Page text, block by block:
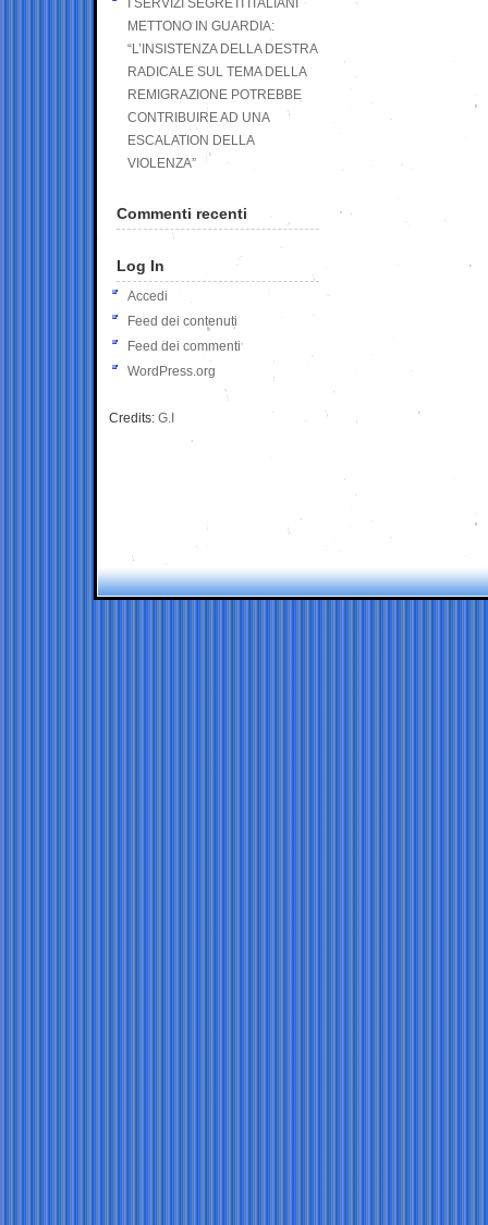
I SERVIZI SEGRETI ITALIANI
METTONO IN GUARDIA:
“L’INSISTENZA DELLA DESTRA
RADICALE SUL TEMA DELLA
REMIGRAZIONE POTREBBE
CONTRIBUIRE AD UNA
ESCALATION DELLA
VIOLENZA”
Commenti recenti
Log In
Accedi
Feed dei contenuti
Feed dei commenti
WordPress.org
Credits: G.I